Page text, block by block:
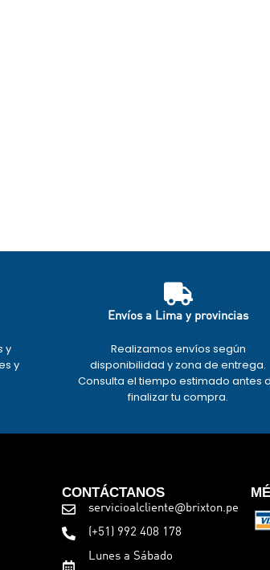
y
y
Envíos a Lima y provincias
Realizamos envíos según
disponibilidad y zona de entrega.
Consulta el tiempo estimado antes
finalizar tu compra.
CONTÁCTANOS
servicioalcliente@brixton.pe
(+51) 992 408 178
Lunes a Sábado